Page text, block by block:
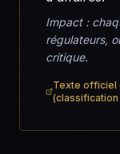
Impact :
régulateurs,
critique.
Texte officiel